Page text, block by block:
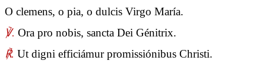
O clemens, o pia, o dulcis Virgo María.
℣. Ora pro nobis, sancta Dei Génitrix.
℟. Ut digni efficiámur promissiónibus Christi.